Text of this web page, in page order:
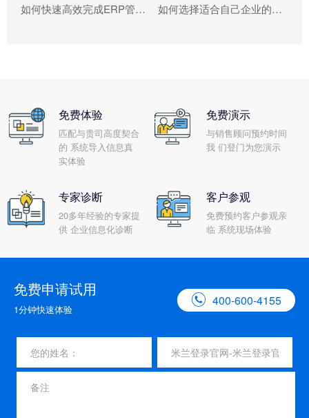
如何快速高效完成ERP管理系统配置? 如何选择适合自己企业的ERP软件?
免费体验
匹配与贵司高度契合
的 系统导入信息真
实体验
免费演示
与销售顾问预约时间
我 们登门为您演示
专家诊断
20多年经验的专家提
供 企业信息化诊断
客户参观
免费预约客户参观亲
临 系统现场体验
免费申请试用
1分钟快速体验
 400-600-4155